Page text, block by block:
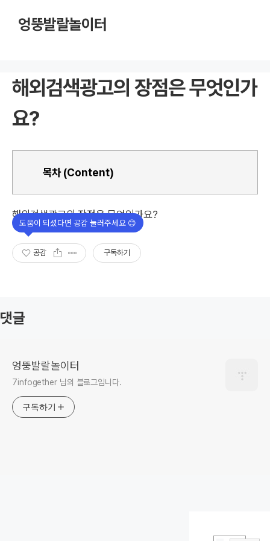
엉뚱발랄놀이터
해외검색광고의 장점은 무엇인가
요?
목차 (Content)
해외검색광고의 장점은 무엇인가요?
공감 구독하기
댓글
엉뚱발랄놀이터
7infogether 님의 블로그입니다.
구독하기